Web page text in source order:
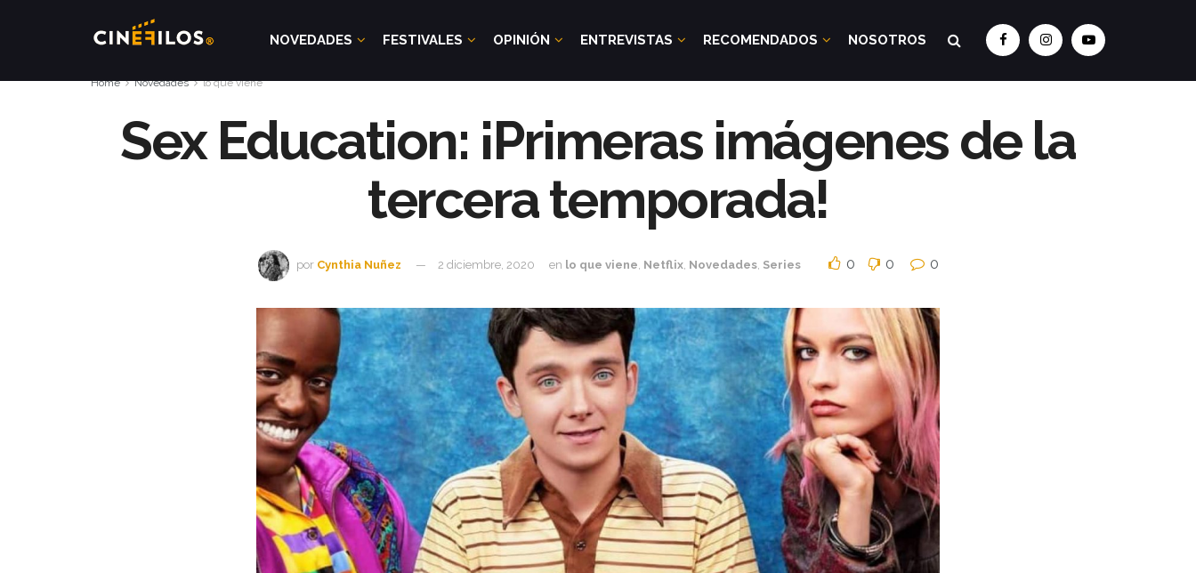
NOVEDADES FESTIVALES OPINIÓN ENTREVISTAS RECOMENDADOS NOSOTROS
Home Novedades lo que viene
Sex Education: ¡Primeras imágenes de la
tercera temporada!
por Cynthia Nuñez 2 diciembre, 2020 en lo que viene Netflix, Novedades, Series 0 0 0